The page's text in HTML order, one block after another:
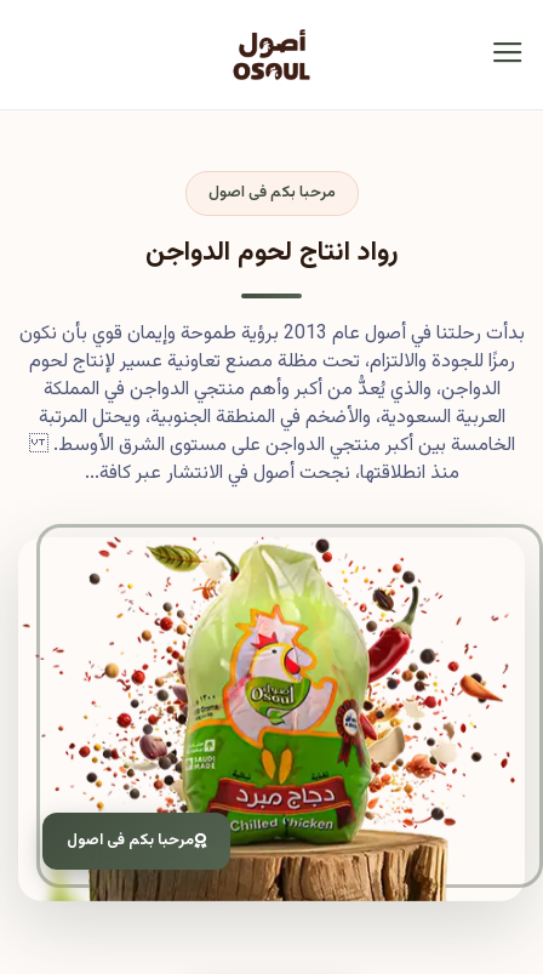
مرحبا بكم فى اصول
مرحبا بكم فى اصول
رواد انتاج لحوم الدواجن
بدأت رحلتنا في أصول عام 2013 برؤية طموحة وإيمان قوي بأن نكون
رمزًا للجودة والالتزام، تحت مظلة مصنع تعاونية عسير لإنتاج لحوم
الدواجن، والذي يُعدُّ من أكبر وأهم منتجي الدواجن في المملكة
العربية السعودية، والأضخم في المنطقة الجنوبية، ويحتل المرتبة
الخامسة بين أكبر منتجي الدواجن على مستوى الشرق الأوسط.
منذ انطلاقتها، نجحت أصول في الانتشار عبر كافة...